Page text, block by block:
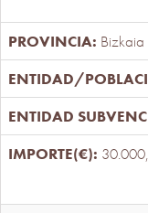
Bizkaia